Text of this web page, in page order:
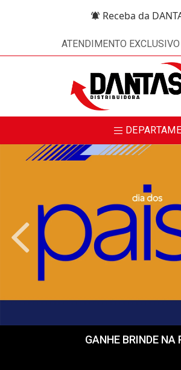
Receba da
ATENDIMENTO
GANHE BRINDE